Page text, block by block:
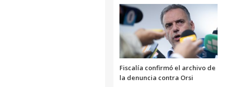
Fiscalía confirmó el archivo de
la denuncia contra Orsi